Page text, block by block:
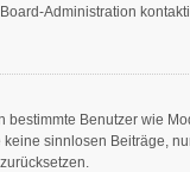
Administration
Benutzer wie
sinnlosen Beiträge,